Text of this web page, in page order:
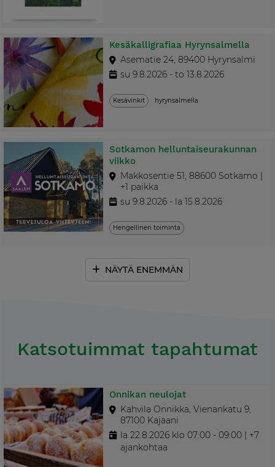
Kesäkalligrafiaa Hyrynsalmella
Asematie 24, 89400 Hyrynsalmi
su 9.8.2026 - to 13.8.2026
Kesävinkit hyrynsalmella
Sotkamon helluntaiseurakunnan
viikko
Makkosentie 51, 88600 Sotkamo |
+1 paikka
su 9.8.2026 - la 15.8.2026
Hengellinen toiminta
NÄYTÄ ENEMMÄN
Katsotuimmat tapahtumat
Onnikan neulojat
Kahvila Onnikka, Vienankatu 9,
87100 Kajaani
la 22.8.2026 klo 07:00 - 09:00 | +7
ajankohtaa